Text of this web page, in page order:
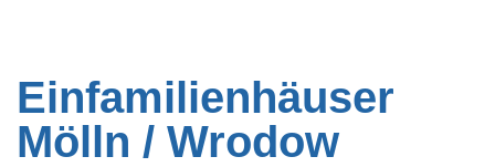
Einfamilienhäuser
Mölln / Wrodow